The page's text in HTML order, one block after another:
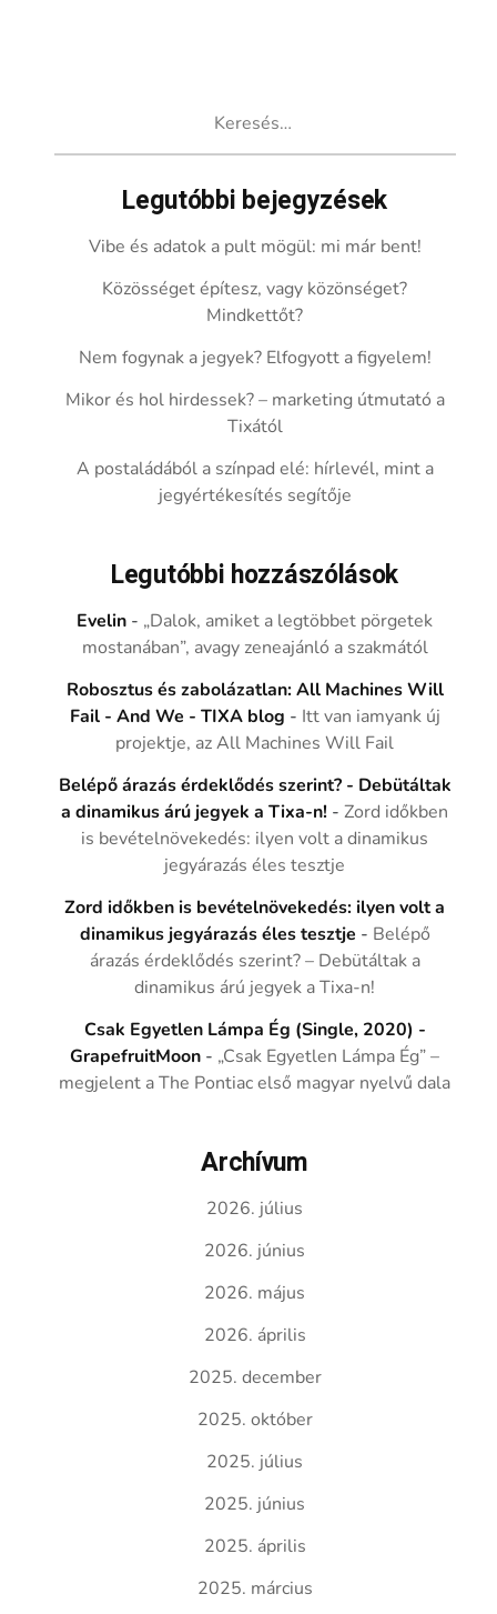
Legutóbbi bejegyzések
Vibe és adatok a pult mögül: mi már bent!
Közösséget építesz, vagy közönséget?
Mindkettőt?
Nem fogynak a jegyek? Elfogyott a figyelem!
Mikor és hol hirdessek? – marketing útmutató a
Tixától
A postaládából a színpad elé: hírlevél, mint a
jegyértékesítés segítője
Legutóbbi hozzászólások
Evelin - „Dalok, amiket a legtöbbet pörgetek
mostanában”, avagy zeneajánló a szakmától
Robosztus és zabolázatlan: All Machines Will
Fail - And We - TIXA blog - Itt van iamyank új
projektje, az All Machines Will Fail
Belépő árazás érdeklődés szerint? - Debütáltak
a dinamikus árú jegyek a Tixa-n! -Zord időkben
is bevételnövekedés: ilyen volt a dinamikus
jegyárazás éles tesztje
Zord időkben is bevételnövekedés: ilyen volt a
dinamikus jegyárazás éles tesztje - Belépő
árazás érdeklődés szerint? – Debütáltak a
dinamikus árú jegyek a Tixa-n!
Csak Egyetlen Lámpa Ég (Single, 2020) -
GrapefruitMoon - „Csak Egyetlen Lámpa Ég” –
megjelent a The Pontiac első magyar nyelvű dala
Archívum
2026. július
2026. június
2026. május
2026. április
2025. december
2025. október
2025. július
2025. június
2025. április
2025. március